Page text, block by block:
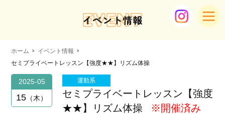
EVENT
イベント情報
ホーム
イベント情報
セミプライベートレッスン【強度★★】リズム体操
2025-05
15 木
運動系
セミプライベートレッスン【強度
★★】リズム体操
※開催済み